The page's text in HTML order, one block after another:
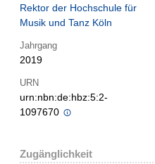
Rektor der Hochschule für
Musik und Tanz Köln
Jahrgang
2019
URN
urn:nbn:de:hbz:5:2-
1097670
Zugänglichkeit